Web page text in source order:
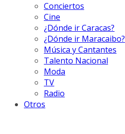
Conciertos
Cine
¿Dónde ir Caracas?
¿Dónde ir Maracaibo?
Música y Cantantes
Talento Nacional
Moda
TV
Radio
Otros